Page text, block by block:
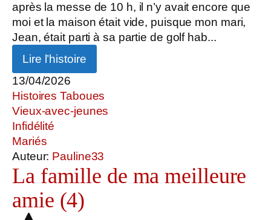
après la messe de 10 h, il n’y avait encore que
moi et la maison était vide, puisque mon mari,
Jean, était parti à sa partie de golf hab...
Lire l’histoire
13/04/2026
Histoires Taboues
Vieux-avec-jeunes
Infidélité
Mariés
Auteur: Pauline33
La famille de ma meilleure
amie (4)